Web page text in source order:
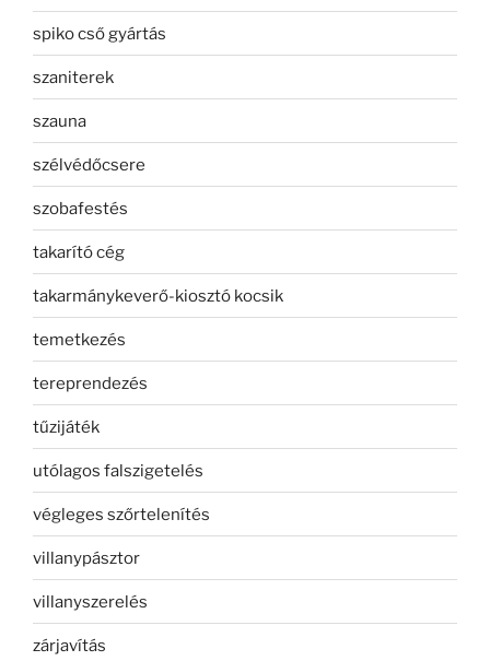
spiko cső gyártás
szaniterek
szauna
szélvédőcsere
szobafestés
takarító cég
takarmánykeverő-kiosztó kocsik
temetkezés
tereprendezés
tűzijáték
utólagos falszigetelés
végleges szőrtelenítés
villanypásztor
villanyszerelés
zárjavítás